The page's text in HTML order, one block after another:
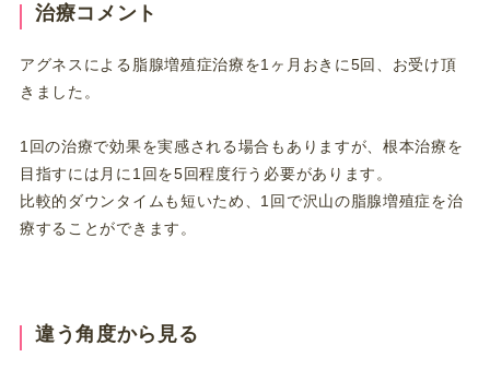
治療コメント
アグネスによる脂腺増殖症治療を1ヶ月おきに5回、お受け頂
きました。
1回の治療で効果を実感される場合もありますが、根本治療を
目指すには月に1回を5回程度行う必要があります。
比較的ダウンタイムも短いため、1回で沢山の脂腺増殖症を治
療することができます。
違う角度から見る